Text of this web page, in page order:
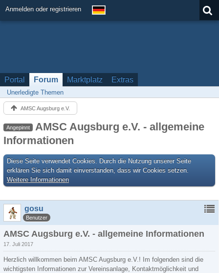
Anmelden oder registrieren
Portal Forum Marktplatz Extras
Unerledigte Themen
AMSC Augsburg e.V.
Angepinnt
AMSC Augsburg e.V. - allgemeine
Informationen
Diese Seite verwendet Cookies. Durch die Nutzung unserer Seite
erklären Sie sich damit einverstanden, dass wir Cookies setzen.
Weitere Informationen
gosu
Benutzer
AMSC Augsburg e.V. - allgemeine Informationen
17. Juli 2017
Herzlich willkommen beim AMSC Augsburg e.V.! Im folgenden sind die
wichtigsten Informationen zur Vereinsanlage, Kontaktmöglichkeit und